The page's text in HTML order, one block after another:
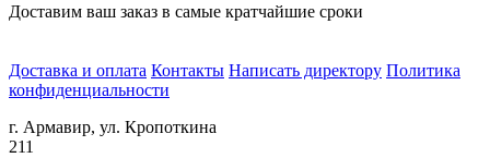
Доставим ваш заказ в самые кратчайшие сроки
Доставка и оплата Контакты Написать директору Политика
конфиденциальности
г. Армавир, ул. Кропоткина
211